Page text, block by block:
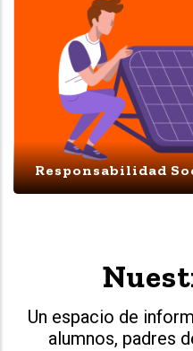
Responsabilidad
Un espacio de
alumnos, padres